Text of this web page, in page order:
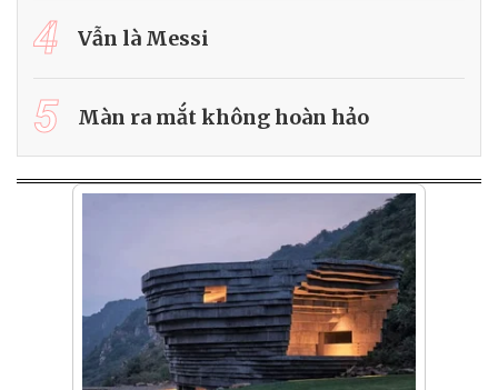
4 Vẫn là Messi
5 Màn ra mắt không hoàn hảo